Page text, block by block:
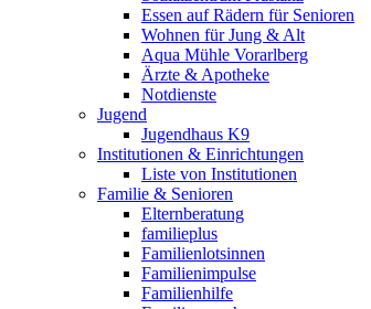
Essen auf Rädern für Senioren
Wohnen für Jung & Alt
Aqua Mühle Vorarlberg
Ärzte & Apotheke
Notdienste
Jugend
Jugendhaus K9
Institutionen & Einrichtungen
Liste von Institutionen
Familie & Senioren
Elternberatung
familieplus
Familienlotsinnen
Familienimpulse
Familienhilfe